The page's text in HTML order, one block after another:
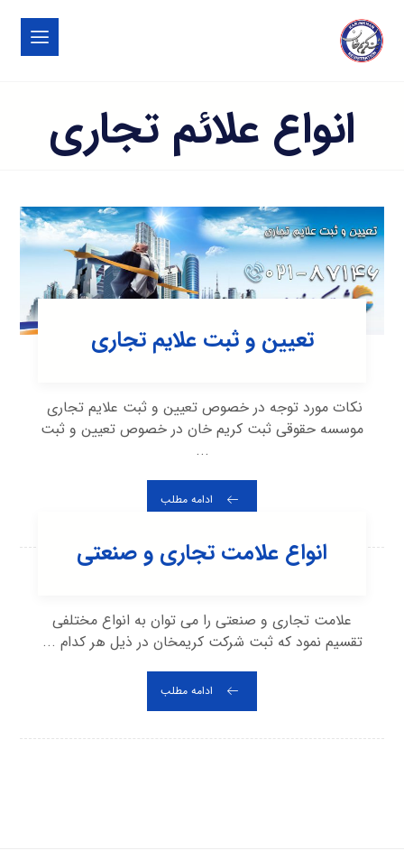
انواع علائم تجاری
تعیین و ثبت علایم تجاری
نکات مورد توجه در خصوص تعیین و ثبت علایم تجاری
موسسه حقوقی ثبت کریم خان در خصوص تعیین و ثبت
...
ادامه مطلب
انواع علامت تجاری و صنعتی
علامت تجاری و صنعتی را می توان به انواع مختلفی
تقسیم نمود که ثبت شرکت کریمخان در ذیل هر کدام ...
ادامه مطلب